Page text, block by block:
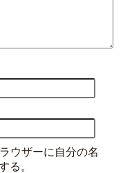
ウザーに自分の名
る。